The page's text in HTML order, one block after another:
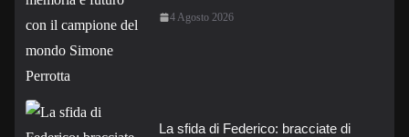
4 Agosto 2026
La sfida di Federico: bracciate di